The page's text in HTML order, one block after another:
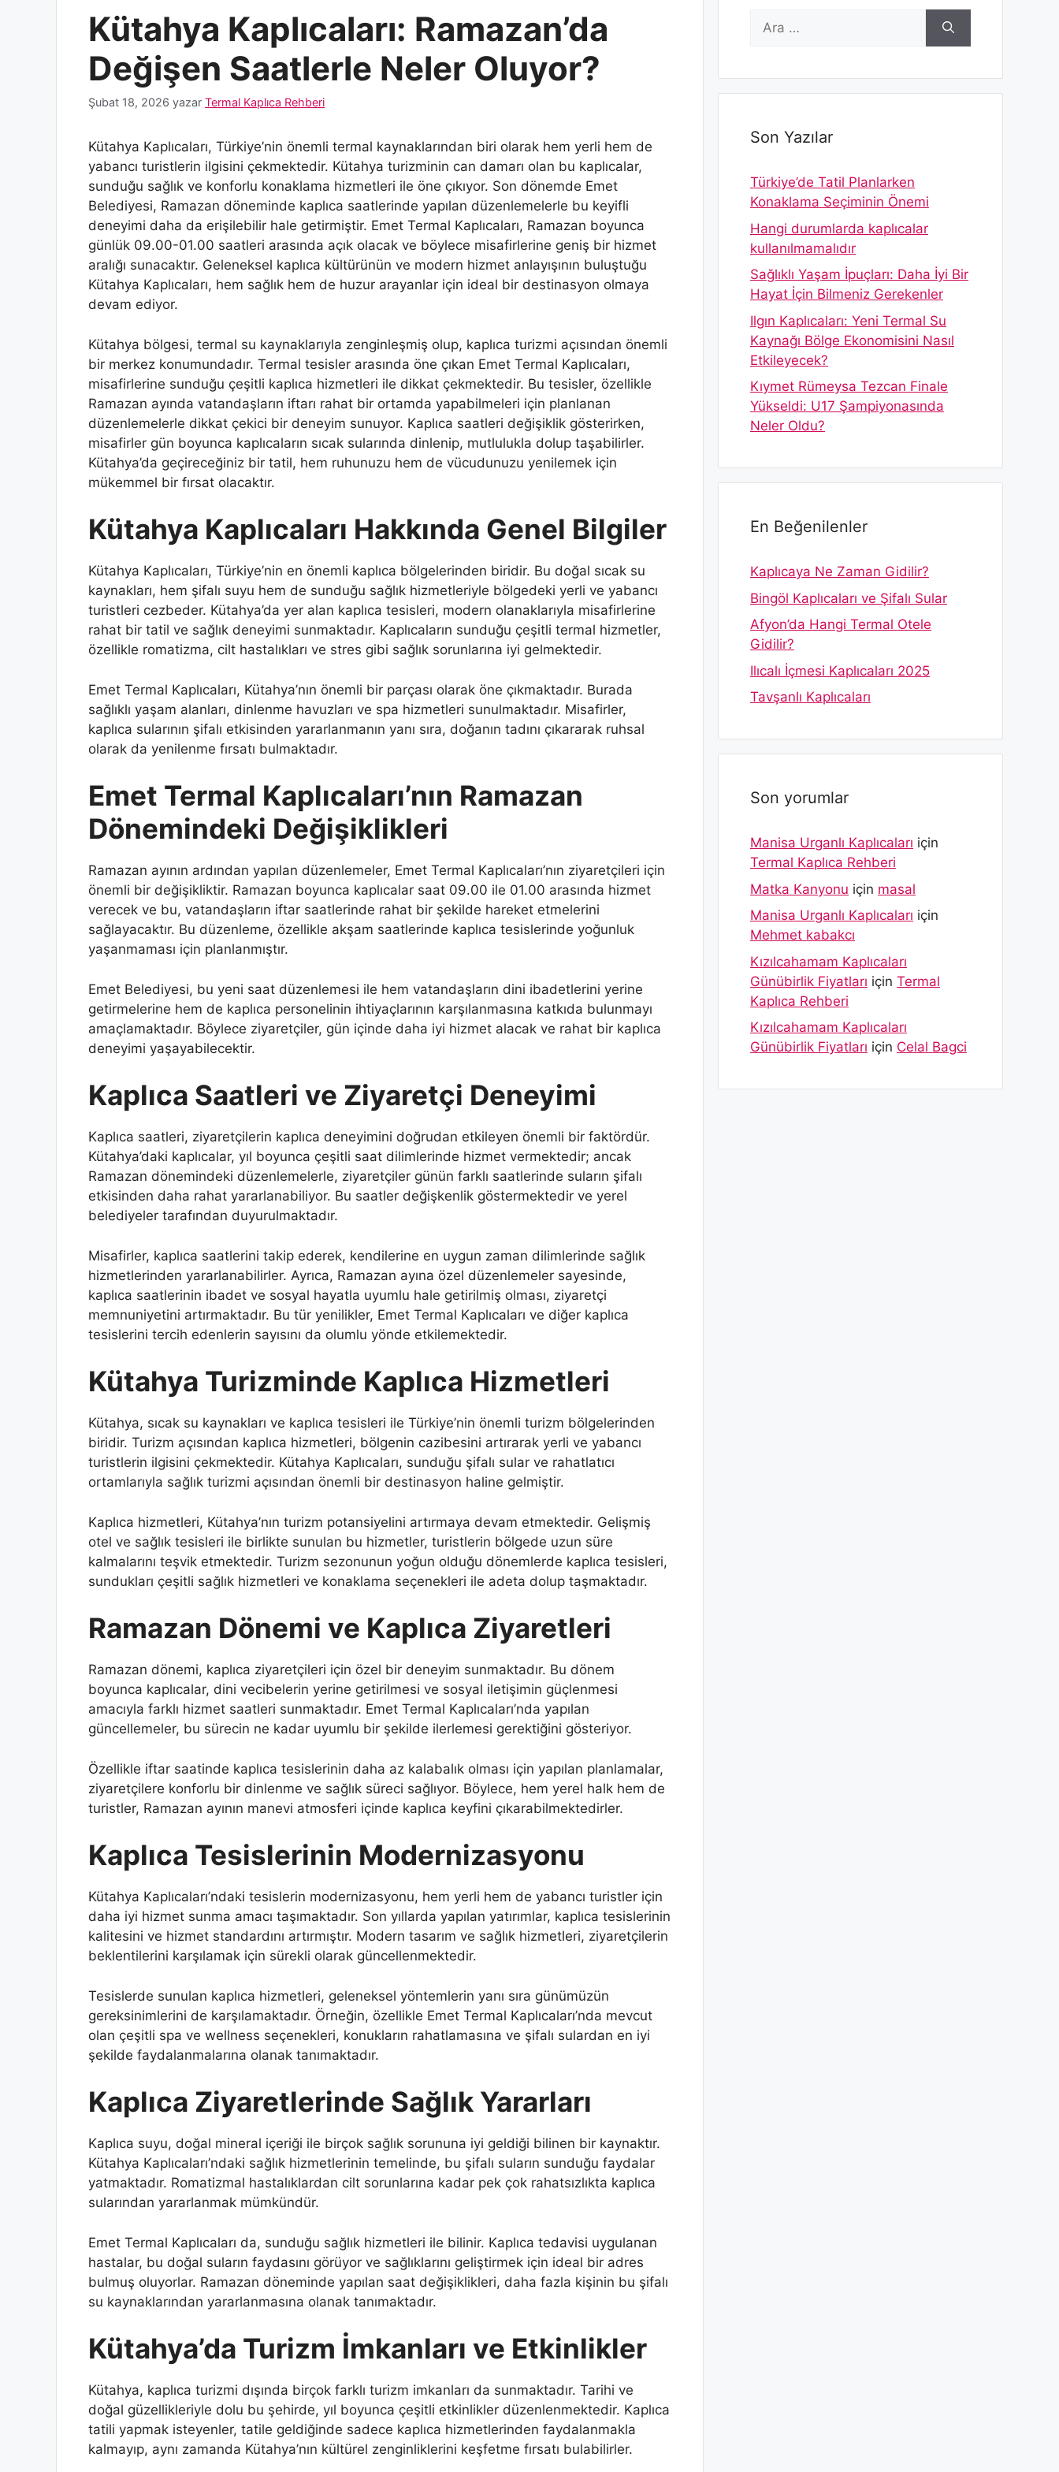
Kütahya Kaplıcaları: Ramazan’da
Değişen Saatlerle Neler Oluyor?
Şubat 18, 2026 yazar Termal Kaplıca Rehberi
Kütahya Kaplıcaları, Türkiye’nin önemli termal kaynaklarından biri olarak hem yerli hem de
yabancı turistlerin ilgisini çekmektedir. Kütahya turizminin can damarı olan bu kaplıcalar,
sunduğu sağlık ve konforlu konaklama hizmetleri ile öne çıkıyor. Son dönemde Emet
Belediyesi, Ramazan döneminde kaplıca saatlerinde yapılan düzenlemelerle bu keyifli
deneyimi daha da erişilebilir hale getirmiştir. Emet Termal Kaplıcaları, Ramazan boyunca
günlük 09.00-01.00 saatleri arasında açık olacak ve böylece misafirlerine geniş bir hizmet
aralığı sunacaktır. Geleneksel kaplıca kültürünün ve modern hizmet anlayışının buluştuğu
Kütahya Kaplıcaları, hem sağlık hem de huzur arayanlar için ideal bir destinasyon olmaya
devam ediyor.
Kütahya bölgesi, termal su kaynaklarıyla zenginleşmiş olup, kaplıca turizmi açısından önemli
bir merkez konumundadır. Termal tesisler arasında öne çıkan Emet Termal Kaplıcaları,
misafirlerine sunduğu çeşitli kaplıca hizmetleri ile dikkat çekmektedir. Bu tesisler, özellikle
Ramazan ayında vatandaşların iftarı rahat bir ortamda yapabilmeleri için planlanan
düzenlemelerle dikkat çekici bir deneyim sunuyor. Kaplıca saatleri değişiklik gösterirken,
misafirler gün boyunca kaplıcaların sıcak sularında dinlenip, mutlulukla dolup taşabilirler.
Kütahya’da geçireceğiniz bir tatil, hem ruhunuzu hem de vücudunuzu yenilemek için
mükemmel bir fırsat olacaktır.
Kütahya Kaplıcaları Hakkında Genel Bilgiler
Kütahya Kaplıcaları, Türkiye’nin en önemli kaplıca bölgelerinden biridir. Bu doğal sıcak su
kaynakları, hem şifalı suyu hem de sunduğu sağlık hizmetleriyle bölgedeki yerli ve yabancı
turistleri cezbeder. Kütahya’da yer alan kaplıca tesisleri, modern olanaklarıyla misafirlerine
rahat bir tatil ve sağlık deneyimi sunmaktadır. Kaplıcaların sunduğu çeşitli termal hizmetler,
özellikle romatizma, cilt hastalıkları ve stres gibi sağlık sorunlarına iyi gelmektedir.
Emet Termal Kaplıcaları, Kütahya’nın önemli bir parçası olarak öne çıkmaktadır. Burada
sağlıklı yaşam alanları, dinlenme havuzları ve spa hizmetleri sunulmaktadır. Misafirler,
kaplıca sularının şifalı etkisinden yararlanmanın yanı sıra, doğanın tadını çıkararak ruhsal
olarak da yenilenme fırsatı bulmaktadır.
Emet Termal Kaplıcaları’nın Ramazan
Dönemindeki Değişiklikleri
Ramazan ayının ardından yapılan düzenlemeler, Emet Termal Kaplıcaları’nın ziyaretçileri için
önemli bir değişikliktir. Ramazan boyunca kaplıcalar saat 09.00 ile 01.00 arasında hizmet
verecek ve bu, vatandaşların iftar saatlerinde rahat bir şekilde hareket etmelerini
sağlayacaktır. Bu düzenleme, özellikle akşam saatlerinde kaplıca tesislerinde yoğunluk
yaşanmaması için planlanmıştır.
Emet Belediyesi, bu yeni saat düzenlemesi ile hem vatandaşların dini ibadetlerini yerine
getirmelerine hem de kaplıca personelinin ihtiyaçlarının karşılanmasına katkıda bulunmayı
amaçlamaktadır. Böylece ziyaretçiler, gün içinde daha iyi hizmet alacak ve rahat bir kaplıca
deneyimi yaşayabilecektir.
Kaplıca Saatleri ve Ziyaretçi Deneyimi
Kaplıca saatleri, ziyaretçilerin kaplıca deneyimini doğrudan etkileyen önemli bir faktördür.
Kütahya’daki kaplıcalar, yıl boyunca çeşitli saat dilimlerinde hizmet vermektedir; ancak
Ramazan dönemindeki düzenlemelerle, ziyaretçiler günün farklı saatlerinde suların şifalı
etkisinden daha rahat yararlanabiliyor. Bu saatler değişkenlik göstermektedir ve yerel
belediyeler tarafından duyurulmaktadır.
Misafirler, kaplıca saatlerini takip ederek, kendilerine en uygun zaman dilimlerinde sağlık
hizmetlerinden yararlanabilirler. Ayrıca, Ramazan ayına özel düzenlemeler sayesinde,
kaplıca saatlerinin ibadet ve sosyal hayatla uyumlu hale getirilmiş olması, ziyaretçi
memnuniyetini artırmaktadır. Bu tür yenilikler, Emet Termal Kaplıcaları ve diğer kaplıca
tesislerini tercih edenlerin sayısını da olumlu yönde etkilemektedir.
Kütahya Turizminde Kaplıca Hizmetleri
Kütahya, sıcak su kaynakları ve kaplıca tesisleri ile Türkiye’nin önemli turizm bölgelerinden
biridir. Turizm açısından kaplıca hizmetleri, bölgenin cazibesini artırarak yerli ve yabancı
turistlerin ilgisini çekmektedir. Kütahya Kaplıcaları, sunduğu şifalı sular ve rahatlatıcı
ortamlarıyla sağlık turizmi açısından önemli bir destinasyon haline gelmiştir.
Kaplıca hizmetleri, Kütahya’nın turizm potansiyelini artırmaya devam etmektedir. Gelişmiş
otel ve sağlık tesisleri ile birlikte sunulan bu hizmetler, turistlerin bölgede uzun süre
kalmalarını teşvik etmektedir. Turizm sezonunun yoğun olduğu dönemlerde kaplıca tesisleri,
sundukları çeşitli sağlık hizmetleri ve konaklama seçenekleri ile adeta dolup taşmaktadır.
Ramazan Dönemi ve Kaplıca Ziyaretleri
Ramazan dönemi, kaplıca ziyaretçileri için özel bir deneyim sunmaktadır. Bu dönem
boyunca kaplıcalar, dini vecibelerin yerine getirilmesi ve sosyal iletişimin güçlenmesi
amacıyla farklı hizmet saatleri sunmaktadır. Emet Termal Kaplıcaları’nda yapılan
güncellemeler, bu sürecin ne kadar uyumlu bir şekilde ilerlemesi gerektiğini gösteriyor.
Özellikle iftar saatinde kaplıca tesislerinin daha az kalabalık olması için yapılan planlamalar,
ziyaretçilere konforlu bir dinlenme ve sağlık süreci sağlıyor. Böylece, hem yerel halk hem de
turistler, Ramazan ayının manevi atmosferi içinde kaplıca keyfini çıkarabilmektedirler.
Kaplıca Tesislerinin Modernizasyonu
Kütahya Kaplıcaları’ndaki tesislerin modernizasyonu, hem yerli hem de yabancı turistler için
daha iyi hizmet sunma amacı taşımaktadır. Son yıllarda yapılan yatırımlar, kaplıca tesislerinin
kalitesini ve hizmet standardını artırmıştır. Modern tasarım ve sağlık hizmetleri, ziyaretçilerin
beklentilerini karşılamak için sürekli olarak güncellenmektedir.
Tesislerde sunulan kaplıca hizmetleri, geleneksel yöntemlerin yanı sıra günümüzün
gereksinimlerini de karşılamaktadır. Örneğin, özellikle Emet Termal Kaplıcaları’nda mevcut
olan çeşitli spa ve wellness seçenekleri, konukların rahatlamasına ve şifalı sulardan en iyi
şekilde faydalanmalarına olanak tanımaktadır.
Kaplıca Ziyaretlerinde Sağlık Yararları
Kaplıca suyu, doğal mineral içeriği ile birçok sağlık sorununa iyi geldiği bilinen bir kaynaktır.
Kütahya Kaplıcaları’ndaki sağlık hizmetlerinin temelinde, bu şifalı suların sunduğu faydalar
yatmaktadır. Romatizmal hastalıklardan cilt sorunlarına kadar pek çok rahatsızlıkta kaplıca
sularından yararlanmak mümkündür.
Emet Termal Kaplıcaları da, sunduğu sağlık hizmetleri ile bilinir. Kaplıca tedavisi uygulanan
hastalar, bu doğal suların faydasını görüyor ve sağlıklarını geliştirmek için ideal bir adres
bulmuş oluyorlar. Ramazan döneminde yapılan saat değişiklikleri, daha fazla kişinin bu şifalı
su kaynaklarından yararlanmasına olanak tanımaktadır.
Kütahya’da Turizm İmkanları ve Etkinlikler
Kütahya, kaplıca turizmi dışında birçok farklı turizm imkanları da sunmaktadır. Tarihi ve
doğal güzellikleriyle dolu bu şehirde, yıl boyunca çeşitli etkinlikler düzenlenmektedir. Kaplıca
tatili yapmak isteyenler, tatile geldiğinde sadece kaplıca hizmetlerinden faydalanmakla
kalmayıp, aynı zamanda Kütahya’nın kültürel zenginliklerini keşfetme fırsatı bulabilirler.
için
Son Yazılar
Türkiye’de Tatil Planlarken
Konaklama Seçiminin Önemi
Hangi durumlarda kaplıcalar
kullanılmamalıdır
Sağlıklı Yaşam İpuçları: Daha İyi Bir
Hayat İçin Bilmeniz Gerekenler
Ilgın Kaplıcaları: Yeni Termal Su
Kaynağı Bölge Ekonomisini Nasıl
Etkileyecek?
Kıymet Rümeysa Tezcan Finale
Yükseldi: U17 Şampiyonasında
Neler Oldu?
En Beğenilenler
Kaplıcaya Ne Zaman Gidilir?
Bingöl Kaplıcaları ve Şifalı Sular
Afyon’da Hangi Termal Otele
Gidilir?
Ilıcalı İçmesi Kaplıcaları 2025
Tavşanlı Kaplıcaları
Son yorumlar
Manisa Urganlı Kaplıcaları için
Termal Kaplıca Rehberi
Matka Kanyonu için masal
Manisa Urganlı Kaplıcaları için
Mehmet kabakcı
Kızılcahamam Kaplıcaları
Günübirlik Fiyatları için Termal
Kaplıca Rehberi
Kızılcahamam Kaplıcaları
Günübirlik Fiyatları için Celal Bagci